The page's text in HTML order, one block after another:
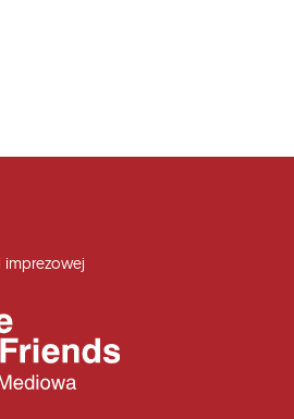
imprezowej